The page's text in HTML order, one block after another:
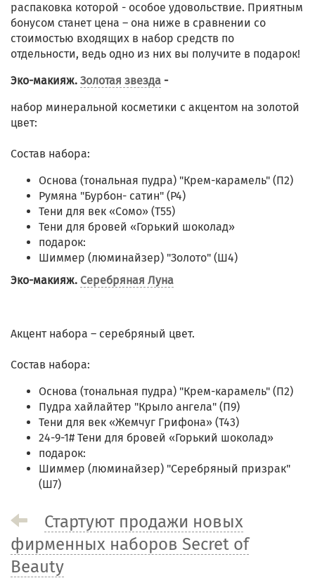
распаковка которой - особое удовольствие. Приятным
бонусом станет цена – она ниже в сравнении со
стоимостью входящих в набор средств по
отдельности, ведь одно из них вы получите в подарок!
Эко-макияж. Золотая звезда -
набор минеральной косметики с акцентом на золотой
цвет:
Состав набора:
Основа (тональная пудра) "Крем-карамель" (П2)
Румяна "Бурбон- сатин" (Р4)
Тени для век «Сомо» (Т55)
Тени для бровей «Горький шоколад»
подарок:
Шиммер (люминайзер) "Золото" (Ш4)
Эко-макияж. Серебряная Луна
Акцент набора – серебряный цвет.
Состав набора:
Основа (тональная пудра) "Крем-карамель" (П2)
Пудра хайлайтер "Крыло ангела" (П9)
Тени для век «Жемчуг Грифона» (Т43)
24-9-1# Тени для бровей «Горький шоколад»
подарок:
Шиммер (люминайзер) "Серебряный призрак"
(Ш7)
Стартуют продажи новых
фирменных наборов Secret of
Beauty